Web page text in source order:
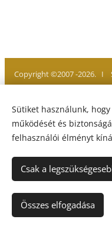
Copyright ©2007 -2026. I
Adatvédelmi Tájékoztató
Sütiket használunk,
működését és
felhasználói élményt
Csak a
Összes elfogadása